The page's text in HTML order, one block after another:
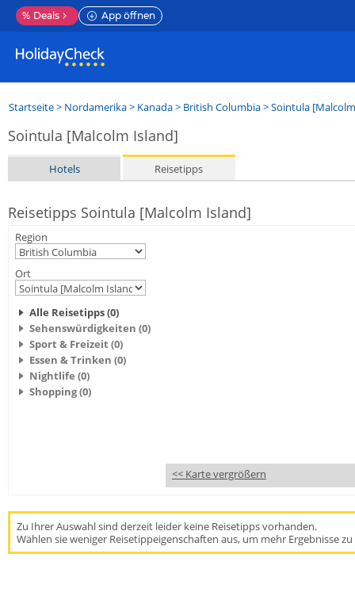
% Deals App öffnen
Startseite> Nordamerika> Kanada> British Columbia>Sointula
Sointula [Malcolm Island]
Hotels Reisetipps
Reisetipps Sointula [Malcolm Island]
Region
Ort
Alle Reisetipps (0)
Sehenswürdigkeiten (0)
Sport & Freizeit (0)
Essen & Trinken (0)
Nightlife (0)
Shopping (0)
<< Karte vergrößern
Zu Ihrer Auswahl sind derzeit leider keine Reisetipps vorhanden.
Wählen sie weniger Reisetippeigenschaften aus, um mehr Ergebnisse